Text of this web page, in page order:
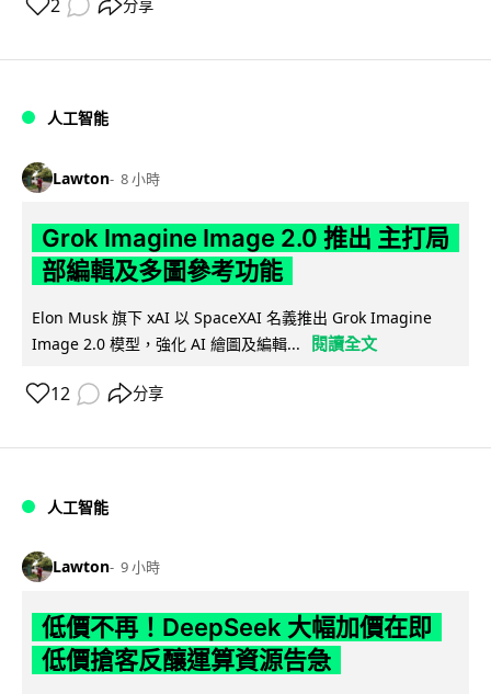
2 分享
人工智能
Lawton 8 小時
Grok Imagine Image 2.0 推出 主打局
部編輯及多圖參考功能
Elon Musk 旗下 xAI 以 SpaceXAI 名義推出 Grok Imagine
Image 2.0 模型，強化 AI 繪圖及編輯...
閱讀全文
12 分享
人工智能
Lawton 9 小時
低價不再！DeepSeek 大幅加價在即
低價搶客反釀運算資源告急